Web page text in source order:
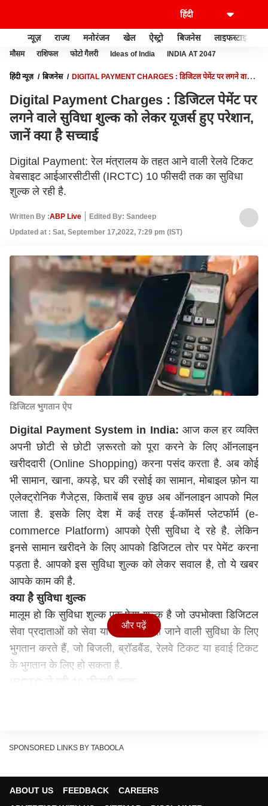
न्यूज़ राज्य मनोरंजन खेल ऐस्ट्रो बिजनेस लाइफस्टाइल
मौसम राशिफल फोटो गैलरी Ideas of India INDIA AT 2047
हिंदी न्यूज़ बिजनेस
DIGITAL PAYMENT CHARGES : डिजिटल पेमेंट पर लगने वाले
Digital Payment Charges : डिजिटल पेमेंट पर
लगने वाले सुविधा शुल्क को लेकर यूजर्स हुए परेशान,
जानें क्या है सच्चाई
Digital Payment: रेल मंत्रालय के तहत आने वाली रेलवे टिकट
वेबसाइट आईआरसीटीसी (IRCTC) 10 फीसदी तक का सुविधा
शुल्क ले रही है.
Written By :ABP Live
Edited By: Sandeep
Updated at : Sat, September 17,2022, 7:29 pm (IST)
डिजिटल भुगतान ऐप
Digital Payment System in India: आज कल हर व्यक्ति
अपनी छोटी से छोटी ज़रूरतो को पूरा करने के लिए ऑनलाइन
खरीददारी (Online Shopping) करना पसंद करता है. अब कोई
भी सामान, खाना, कपड़े, घर की रसोई का सामान, मोबाइल फ़ोन या
एलेक्ट्रोनिक गैजेट्स, किताबें सब कुछ अब ऑनलाइन आपको मिल
जाता है. इसके लिए देश में कई तरह ई-कॉमर्स प्लेटफॉर्म (e-
commerce Platform) आपको ऐसी सुविधा दे रहे है. लेकिन
इनसे सामान खरीदने के लिए आपको डिजिटल तोर पर पेमेंट करना
पड़ता है. आपको इस सुविधा शुल्क को लेकर सवाल है, तो ये खबर
आपके काम की है.
क्या है सुविधा शुल्क
मालूम हो कि सुविधा शुल्क एक ऐसा शुल्क है जो उपभोक्ता डिजिटल
सेवा प्रदाताओं को सेवा या उनके द्वारा दी जाने वाली सुविधा के लिए
भुगतान करते हैं, जो बिजली, ब्रॉडबैंड, रेलवे टिकट या हवाई टिकट
के भुगतान के लिए हो सकता है.
Online) बुक करने, राज्य सरकार की वेबसाइट पर सफारी या स्कूल
और पढ़ें
SPONSORED LINKS BY TABOOLA
ABOUT US FEEDBACK
CAREERS